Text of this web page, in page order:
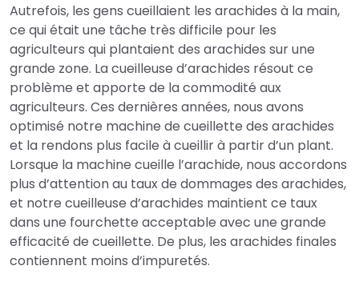
Autrefois, les gens cueillaient les arachides à la main,
ce qui était une tâche très difficile pour les
agriculteurs qui plantaient des arachides sur une
grande zone. La cueilleuse d’arachides résout ce
problème et apporte de la commodité aux
agriculteurs. Ces dernières années, nous avons
optimisé notre machine de cueillette des arachides
et la rendons plus facile à cueillir à partir d’un plant.
Lorsque la machine cueille l’arachide, nous accordons
plus d’attention au taux de dommages des arachides,
et notre cueilleuse d’arachides maintient ce taux
dans une fourchette acceptable avec une grande
efficacité de cueillette. De plus, les arachides finales
contiennent moins d’impuretés.